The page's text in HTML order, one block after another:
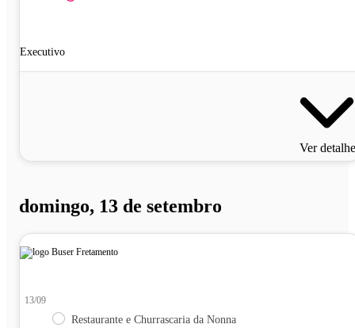
Executivo
Ver
domingo, 13 de setembro
13/09
Restaurante e Churrascaria da Nonna